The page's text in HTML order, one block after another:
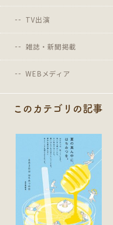
TV出演
雑誌・新聞掲載
WEBメディア
このカテゴリの記事